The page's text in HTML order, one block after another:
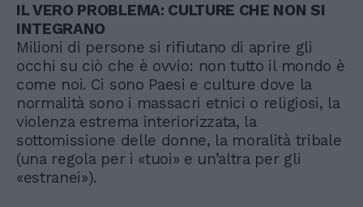
IL VERO PROBLEMA: CULTURE CHE NON SI
INTEGRANO
Milioni di persone si rifiutano di aprire gli
occhi su ciò che è ovvio: non tutto il mondo è
come noi. Ci sono Paesi e culture dove la
normalità sono i massacri etnici o religiosi, la
violenza estrema interiorizzata, la
sottomissione delle donne, la moralità tribale
(una regola per i «tuoi» e un’altra per gli
«estranei»).